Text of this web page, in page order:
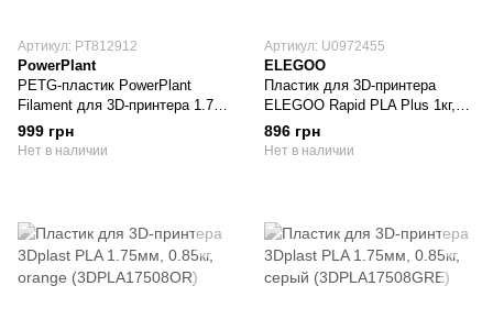
Артикул: PT812912
PowerPlant
PETG-пластик PowerPlant
Filament для 3D-принтера 1.75
мм 1 кг, синий
999 грн
Нет в наличии
Артикул: U0972455
ELEGOO
Пластик для 3D-принтера
ELEGOO Rapid PLA Plus 1кг,
1.75мм, black (50.203.0114)
896 грн
Нет в наличии